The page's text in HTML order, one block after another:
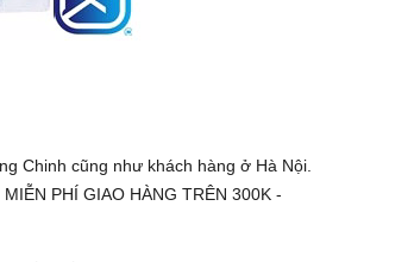
Chinh cũng như khách hàng ở Hà Nội.
PHÍ GIAO HÀNG TRÊN 300K -